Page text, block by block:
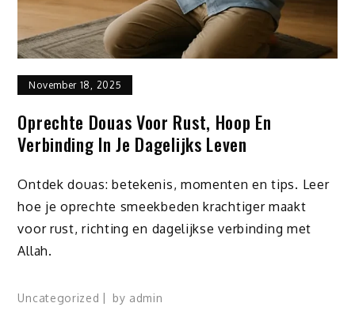
November 18, 2025
Oprechte Douas Voor Rust, Hoop En
Verbinding In Je Dagelijks Leven
Ontdek douas: betekenis, momenten en tips. Leer
hoe je oprechte smeekbeden krachtiger maakt
voor rust, richting en dagelijkse verbinding met
Allah.
Uncategorized by admin